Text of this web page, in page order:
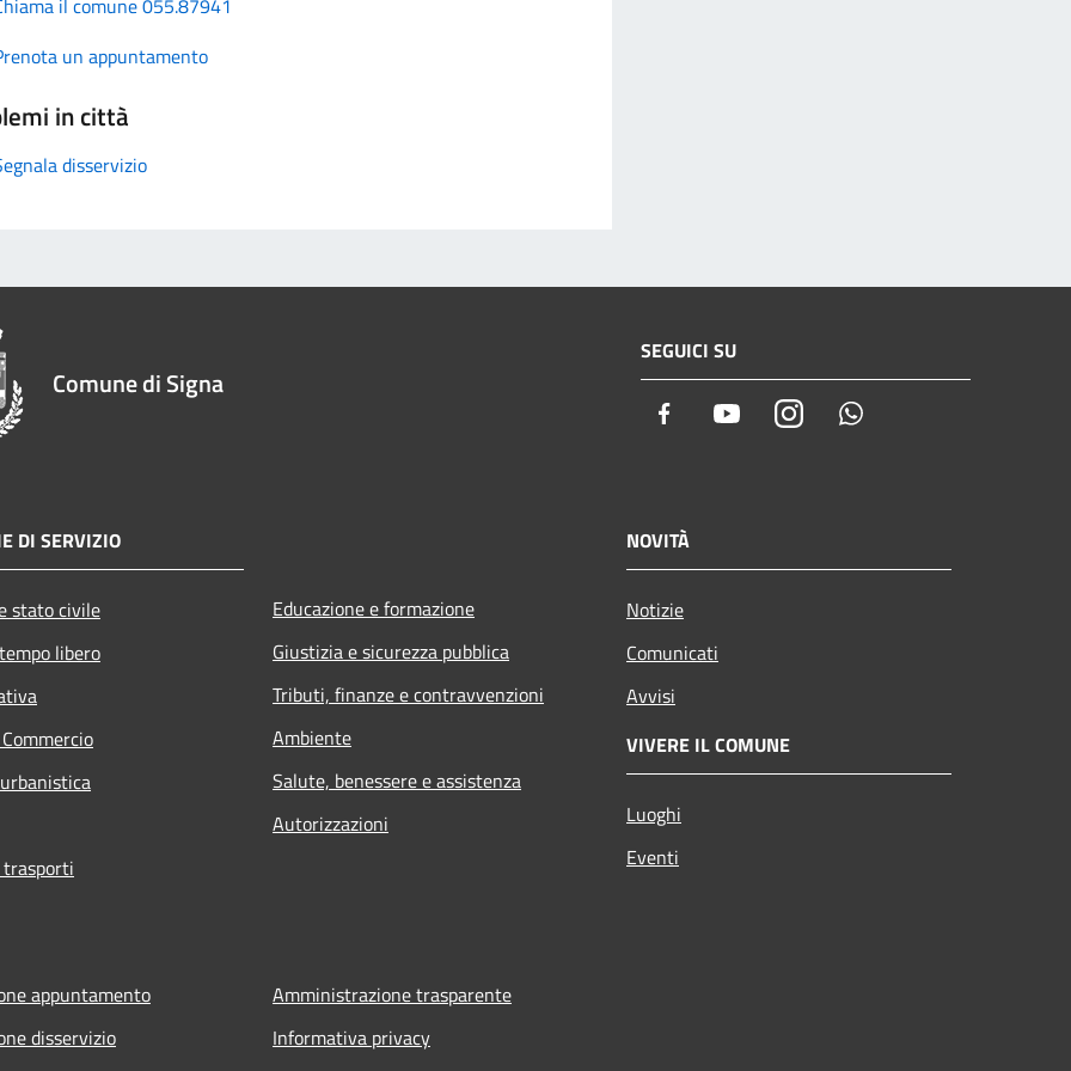
un appuntamento
in città
disservizio
Comune di Signa
SEGUICI SU
Facebook YoutubeInstagram
DI SERVIZIO
stato civile
libero
Educazione e formazione
Giustizia e sicurezza pubblica
Tributi, finanze e contravvenzioni
Ambiente
Salute, benessere e assistenza
Autorizzazioni
NOVITÀ
Notizie
Comunicati
Avvisi
VIVERE IL COMUNE
Luoghi
Eventi
appuntamento
disservizio
Amministrazione trasparente
Informativa privacy